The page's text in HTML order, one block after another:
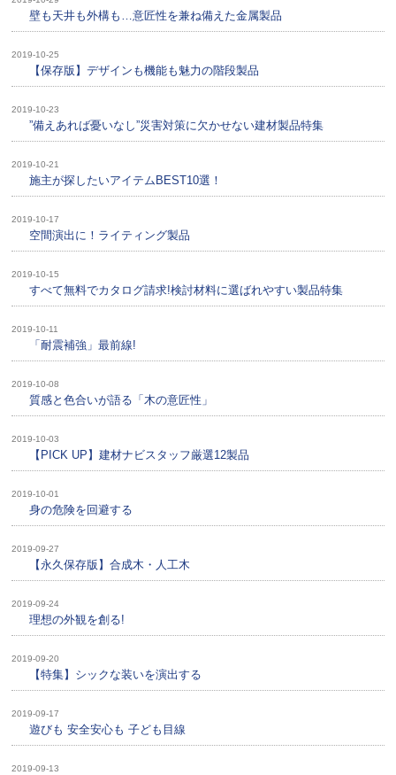
壁も天井も外構も…意匠性を兼ね備えた金属製品
2019-10-25
【保存版】デザインも機能も魅力の階段製品
2019-10-23
”備えあれば憂いなし”災害対策に欠かせない建材製品特集
2019-10-21
施主が探したいアイテムBEST10選！
2019-10-17
空間演出に！ライティング製品
2019-10-15
すべて無料でカタログ請求!検討材料に選ばれやすい製品特集
2019-10-11
「耐震補強」最前線!
2019-10-08
質感と色合いが語る「木の意匠性」
2019-10-03
【PICK UP】建材ナビスタッフ厳選12製品
2019-10-01
身の危険を回避する
2019-09-27
【永久保存版】合成木・人工木
2019-09-24
理想の外観を創る!
2019-09-20
【特集】シックな装いを演出する
2019-09-17
遊びも 安全安心も 子ども目線
2019-09-13